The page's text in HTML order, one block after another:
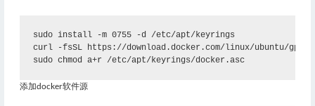
sudo install -m 0755 -d /etc/apt/keyrings
curl -fsSL https://download.docker.com/linux/ubuntu/
sudo chmod a+r /etc/apt/keyrings/docker.asc
添加docker软件源